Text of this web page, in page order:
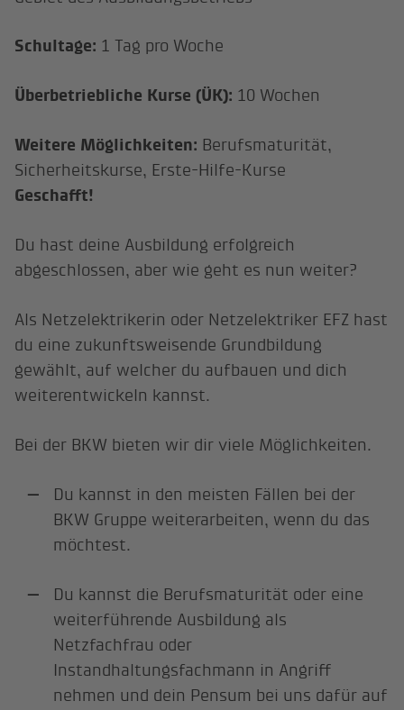
Schultage: 1 Tag pro Woche
Überbetriebliche Kurse (ÜK): 10 Wochen
Weitere Möglichkeiten: Berufsmaturität,
Sicherheitskurse, Erste-Hilfe-Kurse
Geschafft!
Du hast deine Ausbildung erfolgreich
abgeschlossen, aber wie geht es nun weiter?
Als Netzelektrikerin oder Netzelektriker EFZ hast
du eine zukunftsweisende Grundbildung
gewählt, auf welcher du aufbauen und dich
weiterentwickeln kannst.
Bei der BKW bieten wir dir viele Möglichkeiten.
Du kannst in den meisten Fällen bei der
BKW Gruppe weiterarbeiten, wenn du das
möchtest.
Du kannst die Berufsmaturität oder eine
weiterführende Ausbildung als
Netzfachfrau oder
Instandhaltungsfachmann in Angriff
nehmen und dein Pensum bei uns dafür auf